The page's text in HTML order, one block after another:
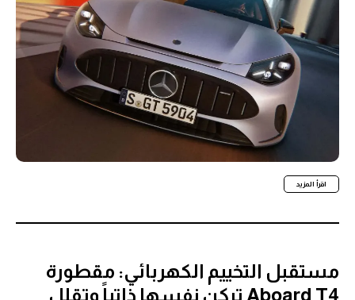
اقرأ المزيد
مستقبل التخييم الكهربائي: مقطورة
Aboard T4 تركن نفسها ذاتياً وتقلل